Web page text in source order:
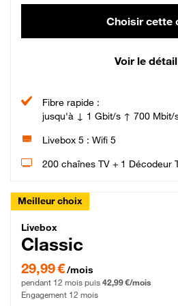
Choisir cette
Voir le détail
Fibre rapide :
jusqu'à ↓ 1 Gbit/s ↑ 700 Mbit/
Livebox 5 : Wifi 5
200 chaînes TV + 1 Décodeur
Meilleur choix
Livebox Classic Fibre
Livebox
Classic
29,99 € par mois pendant 12 mois puis
29,99 €/mois
pendant 12 mois puis 42,99 €/mois
Engagement 12 mois